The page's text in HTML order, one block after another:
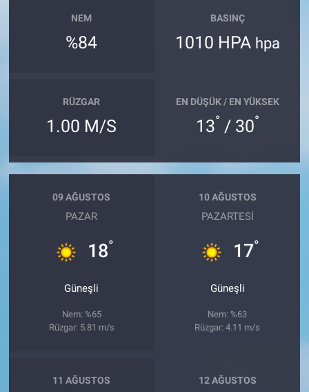
NEM
%84
BASINÇ
1010 HPA hpa
RÜZGAR
1.00 M/S
EN DÜŞÜK / EN YÜKSEK
13° / 30°
09 AĞUSTOS
PAZAR
18°
Güneşli
Nem: %65
Rüzgar: 5.81 m/s
10 AĞUSTOS
PAZARTESI
17°
Güneşli
Nem: %63
Rüzgar: 4.11 m/s
11 AĞUSTOS 12 AĞUSTOS